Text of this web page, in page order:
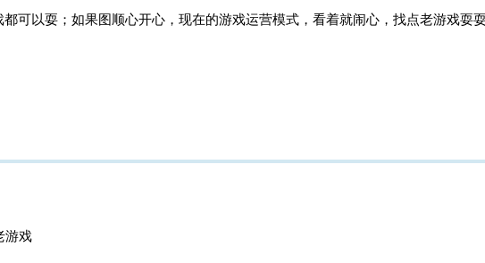
可以耍；如果图顺心开心，现在的游戏运营模式，看着就闹心，找点老游戏耍
游戏